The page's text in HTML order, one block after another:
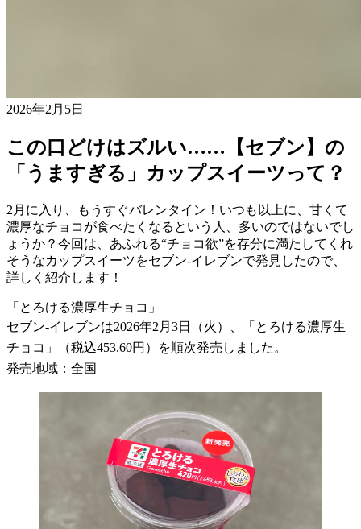
2026年2月5日
この口どけはズルい……【セブン】の
「うますぎる」カップスイーツって？
2月に入り、もうすぐバレンタイン！いつも以上に、甘くて
濃厚なチョコが食べたくなるという人、多いのではないでし
ょうか？今回は、あふれる“チョコ欲”を存分に満たしてくれ
そうなカップスイーツをセブン-イレブンで発見したので、
詳しく紹介します！
「とろける濃厚生チョコ」
セブン-イレブンは2026年2月3日（火）、「とろける濃厚生
チョコ」（税込453.60円）を順次発売しました。
発売地域：全国